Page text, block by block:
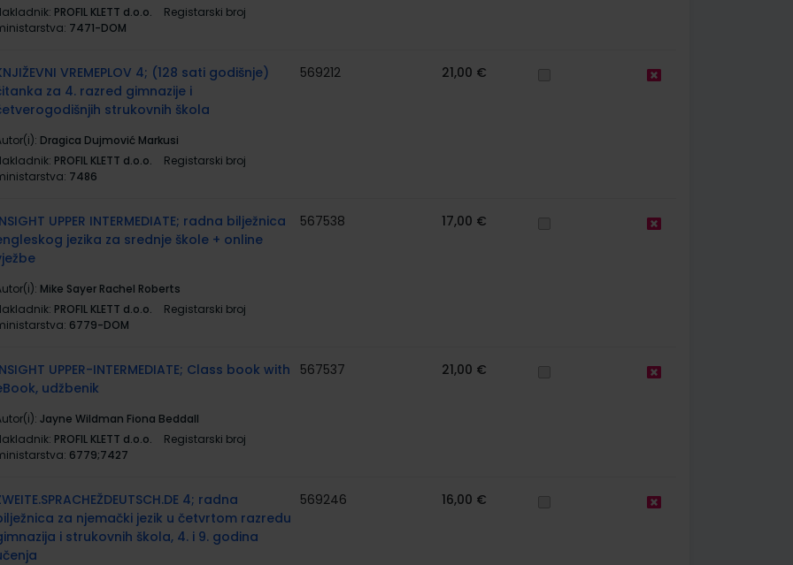
PROFIL KLETT d.o.o.
Registarski broj
7471-DOM
VREMEPLOV 4; (128 sati godišnje)
za 4. razred gimnazije i
strukovnih škola
Dragica Dujmović Markusi
PROFIL KLETT d.o.o.
Registarski broj
7486
569212 21,00 €
UPPER INTERMEDIATE; radna bilježnica
jezika za srednje škole + online
Mike Sayer Rachel Roberts
PROFIL KLETT d.o.o.
Registarski broj
6779-DOM
567538 17,00 €
UPPER-INTERMEDIATE; Class book with
udžbenik
Jayne Wildman Fiona Beddall
PROFIL KLETT d.o.o.
Registarski broj
6779;7427
567537 21,00 €
4; radna
za njemački jezik u četvrtom razredu
i strukovnih škola, 4. i 9. godina
569246 16,00 €